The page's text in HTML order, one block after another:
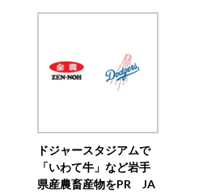
ドジャースタジアムで
「いわて牛」など岩手
県産農畜産物をPR JA